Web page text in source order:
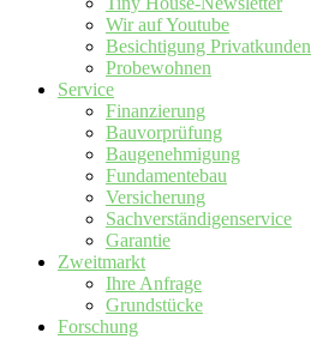
Wir auf Youtube
Besichtigung Privatkunden
Probewohnen
Service
Finanzierung
Bauvorprüfung
Baugenehmigung
Fundamentebau
Versicherung
Sachverständigenservice
Garantie
Zweitmarkt
Ihre Anfrage
Grundstücke
Forschung